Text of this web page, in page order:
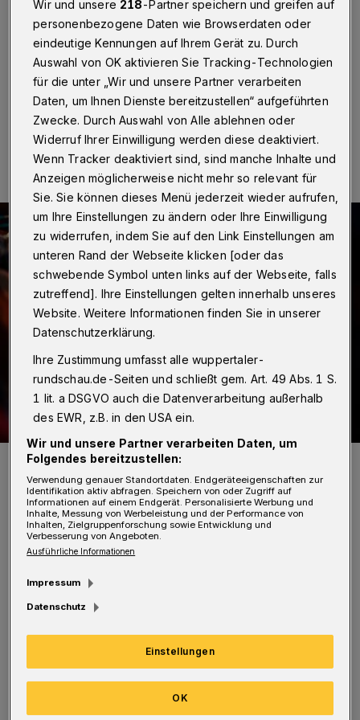
·
Einen Sonntag voller Musik verspricht die
Wuppertaler Musikhochschule für den 14. Januar
2024. Er startet um 11 Uhr mit einem Matinee-Konzert
der Talentakademie.
Symbolbild.
Foto: Dirk Sengotta
Seit 2019 fördert die Bergische Musikschule
mit einem besonderen Programm die
Region. Die von Prof. Alfred Eickholt ins Leben
Wir und unsere 218-Partner speichern und greifen auf
personenbezogene Daten wie Browserdaten oder
eindeutige Kennungen auf Ihrem Gerät zu. Durch
Auswahl von OK aktivieren Sie Tracking-Technologien
für die unter „Wir und unsere Partner verarbeiten
Daten, um Ihnen Dienste bereitzustellen“ aufgeführten
Zwecke. Durch Auswahl von Alle ablehnen oder
Widerruf Ihrer Einwilligung werden diese deaktiviert.
Wenn Tracker deaktiviert sind, sind manche Inhalte und
Anzeigen möglicherweise nicht mehr so relevant für
Sie. Sie können dieses Menü jederzeit wieder aufrufen,
um Ihre Einstellungen zu ändern oder Ihre Einwilligung
zu widerrufen, indem Sie auf den Link Einstellungen am
unteren Rand der Webseite klicken [oder das
schwebende Symbol unten links auf der Webseite, falls
zutreffend]. Ihre Einstellungen gelten innerhalb unseres
Website. Weitere Informationen finden Sie in unserer
Datenschutzerklärung.
Ihre Zustimmung umfasst alle wuppertaler-
rundschau.de-Seiten und schließt gem. Art. 49 Abs. 1 S.
1 lit. a DSGVO auch die Datenverarbeitung außerhalb
des EWR, z.B. in den USA ein.
Wir und unsere Partner verarbeiten Daten, um
Folgendes bereitzustellen:
Verwendung genauer Standortdaten. Endgeräteeigenschaften zur
Identifikation aktiv abfragen. Speichern von oder Zugriff auf
Informationen auf einem Endgerät. Personalisierte Werbung und
Inhalte, Messung von Werbeleistung und der Performance von
Inhalten, Zielgruppenforschung sowie Entwicklung und
Verbesserung von Angeboten.
Ausführliche Informationen
Impressum
Datenschutz
Einstellungen
OK